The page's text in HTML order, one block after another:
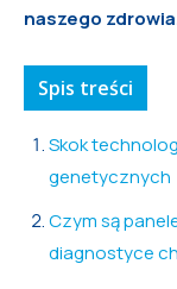
naszego
Spis treści
Skok
genetycznych
Czym są
diagnostyce